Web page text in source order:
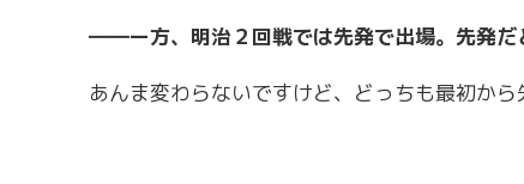
――ー方、明治２回戦では先発で出場。先発だ
あんま変わらないですけど、どっちも最初か